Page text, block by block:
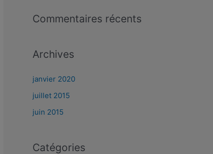
Commentaires récents
Archives
janvier 2020
juillet 2015
juin 2015
Catégories